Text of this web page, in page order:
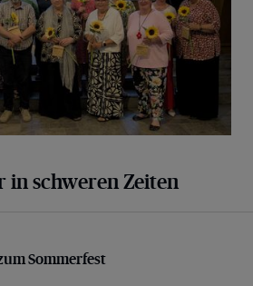
in schweren Zeiten
Sommerfest
Sommerfest